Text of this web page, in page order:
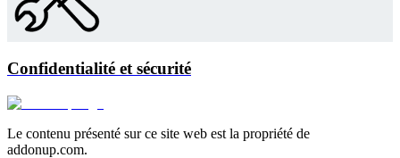
Confidentialité et sécurité
Le contenu présenté sur ce site web est la propriété de
addonup.com.